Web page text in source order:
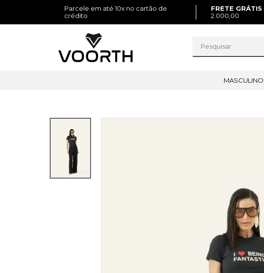
Parcele em até 10x no cartão de
crédito
FRETE GRÁTIS
2.000,00
MASCULINO